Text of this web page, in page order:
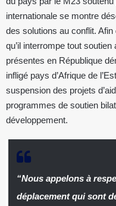
internationale se montre
des solutions au conflit.
qu’il interrompe tout
présentes en République
infligé pays d’Afrique de
suspension des projets
programmes de soutien
développement.
“Nous appelons à
déplacement qui sont